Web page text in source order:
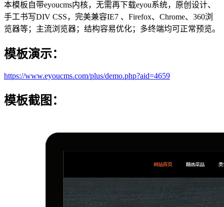
本模板自带eyoucms内核，无需再下载eyou系统，原创设计、
手工书写DIV CSS，完美兼容IE7 、Firefox、Chrome、360浏
览器等；主流浏览器；结构容易优化；多终端均可正常预览。
模板演示：
https://www.eyoucms.com/plus/demo.php?aid=4659
模板截图：